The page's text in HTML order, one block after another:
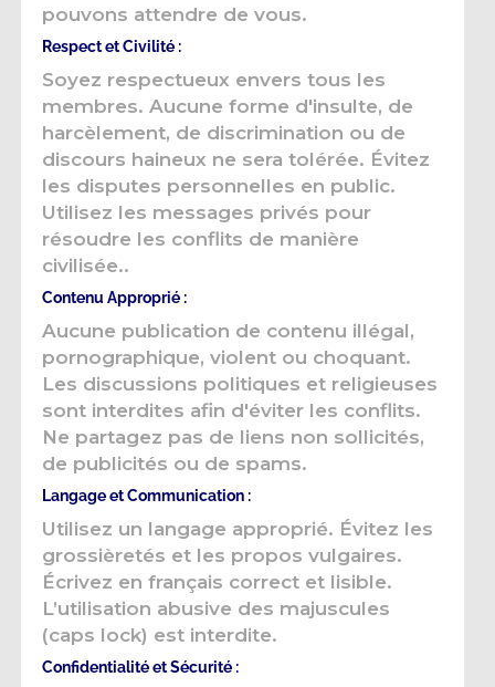
pouvons attendre de vous.
Respect et Civilité :
Soyez respectueux envers tous les
membres. Aucune forme d'insulte, de
harcèlement, de discrimination ou de
discours haineux ne sera tolérée. Évitez
les disputes personnelles en public.
Utilisez les messages privés pour
résoudre les conflits de manière
civilisée..
Contenu Approprié :
Aucune publication de contenu illégal,
pornographique, violent ou choquant.
Les discussions politiques et religieuses
sont interdites afin d'éviter les conflits.
Ne partagez pas de liens non sollicités,
de publicités ou de spams.
Langage et Communication :
Utilisez un langage approprié. Évitez les
grossièretés et les propos vulgaires.
Écrivez en français correct et lisible.
L’utilisation abusive des majuscules
(caps lock) est interdite.
Confidentialité et Sécurité :